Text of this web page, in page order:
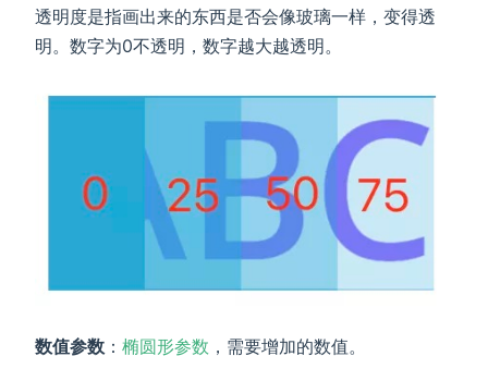
透明度是指画出来的东西是否会像玻璃一样，变得透
明。数字为0不透明，数字越大越透明。
数值参数 ： 椭圆形参数 ，需要增加的数值。